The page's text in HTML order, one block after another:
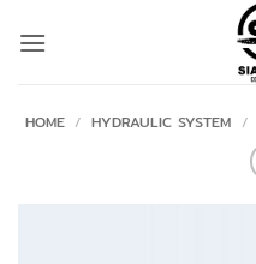
HOME / HYDRAULIC SYSTEM /